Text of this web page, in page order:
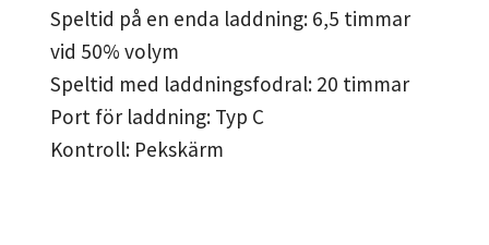
Speltid på en enda laddning: 6,5 timmar
vid 50% volym
Speltid med laddningsfodral: 20 timmar
Port för laddning: Typ C
Kontroll: Pekskärm